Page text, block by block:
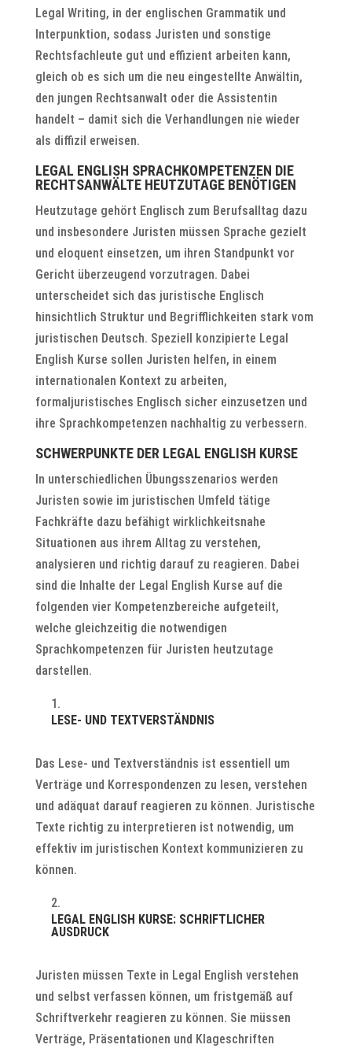
Legal Writing, in der englischen Grammatik und
Interpunktion, sodass Juristen und sonstige
Rechtsfachleute gut und effizient arbeiten kann,
gleich ob es sich um die neu eingestellte Anwältin,
den jungen Rechtsanwalt oder die Assistentin
handelt – damit sich die Verhandlungen nie wieder
als diffizil erweisen.
LEGAL ENGLISH SPRACHKOMPETENZEN DIE
RECHTSANWÄLTE HEUTZUTAGE BENÖTIGEN
Heutzutage gehört Englisch zum Berufsalltag dazu
und insbesondere Juristen müssen Sprache gezielt
und eloquent einsetzen, um ihren Standpunkt vor
Gericht überzeugend vorzutragen. Dabei
unterscheidet sich das juristische Englisch
hinsichtlich Struktur und Begrifflichkeiten stark vom
juristischen Deutsch. Speziell konzipierte Legal
English Kurse sollen Juristen helfen, in einem
internationalen Kontext zu arbeiten,
formaljuristisches Englisch sicher einzusetzen und
ihre Sprachkompetenzen nachhaltig zu verbessern.
SCHWERPUNKTE DER LEGAL ENGLISH KURSE
In unterschiedlichen Übungsszenarios werden
Juristen sowie im juristischen Umfeld tätige
Fachkräfte dazu befähigt wirklichkeitsnahe
Situationen aus ihrem Alltag zu verstehen,
analysieren und richtig darauf zu reagieren. Dabei
sind die Inhalte der Legal English Kurse auf die
folgenden vier Kompetenzbereiche aufgeteilt,
welche gleichzeitig die notwendigen
Sprachkompetenzen für Juristen heutzutage
darstellen.
LESE- UND TEXTVERSTÄNDNIS
Das Lese- und Textverständnis ist essentiell um
Verträge und Korrespondenzen zu lesen, verstehen
und adäquat darauf reagieren zu können. Juristische
Texte richtig zu interpretieren ist notwendig, um
effektiv im juristischen Kontext kommunizieren zu
können.
LEGAL ENGLISH KURSE: SCHRIFTLICHER
AUSDRUCK
Juristen müssen Texte in Legal English verstehen
und selbst verfassen können, um fristgemäß auf
Schriftverkehr reagieren zu können. Sie müssen
Verträge, Präsentationen und Klageschriften